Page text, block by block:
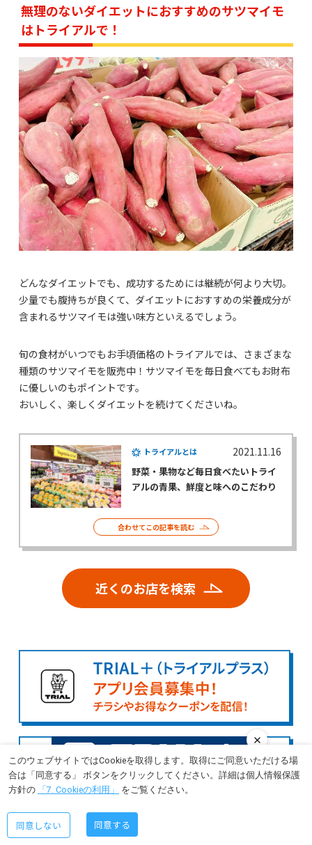
このウェブサイトではCookieを取得します。取得にご同意いただける場
合は「同意する」 ボタンをクリックしてください。詳細は個人情報保護
方針の
「7. Cookieの利用」 をご覧ください。
同意しない 同意する
無理のないダイエットにおすすめのサツマイモ
はトライアルで！
どんなダイエットでも、成功するためには継続が何より大切。
少量でも腹持ちが良くて、ダイエットにおすすめの栄養成分が
含まれるサツマイモは強い味方といえるでしょう。
旬の食材がいつでもお手頃価格のトライアルでは、さまざまな
種類のサツマイモを販売中！サツマイモを毎日食べてもお財布
に優しいのもポイントです。
おいしく、楽しくダイエットを続けてくださいね。
トライアルとは 2021.11.16
野菜・果物など毎日食べたいトライ
アルの青果、鮮度と味へのこだわり
合わせてこの記事を読む
近くのお店を検索